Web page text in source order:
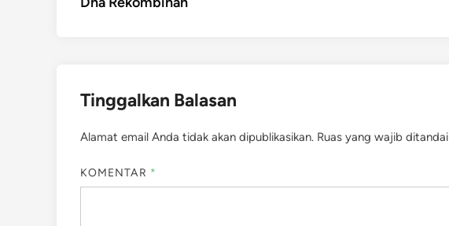
pos
Tinggalkan Balasan
Alamat email Anda tidak akan dipublikasikan. Ruas yang wajib ditandai
KOMENTAR *